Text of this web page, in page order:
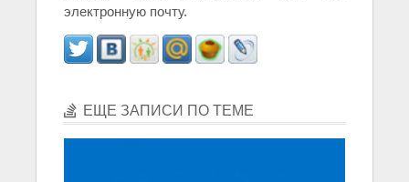
электронную почту.
ЕЩЕ ЗАПИСИ ПО ТЕМЕ